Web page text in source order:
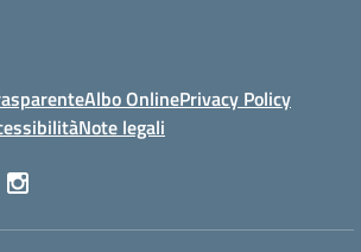
Albo OnlinePrivacy Policy
Note legali